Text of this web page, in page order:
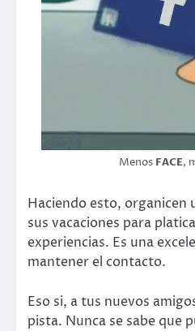
Menos FACE,
Haciendo esto, organicen
sus vacaciones para
experiencias. Es una
mantener el contacto.
Eso si, a tus nuevos
pista. Nunca se sabe que